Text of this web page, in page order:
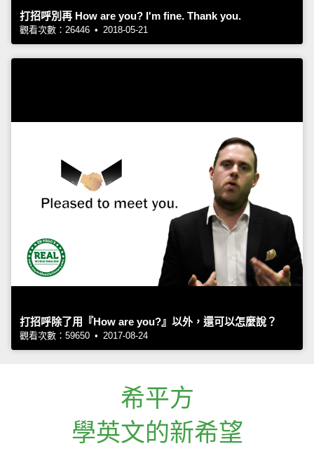
打招呼別再 How are you? I'm fine. Thank you.
觀看次數：26446 • 2018-05-21
打招呼除了用『How are you?』以外，還可以怎麼說？
觀看次數：59650 • 2017-08-24
希平方
學英文的新希望